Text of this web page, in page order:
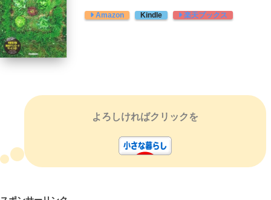
Amazon Kindle 楽天ブックス
よろしければクリックを